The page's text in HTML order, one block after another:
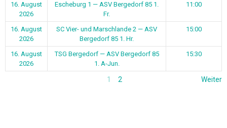
16. August
2026
Escheburg 1 — ASV Bergedorf 85 1.
Fr.
11:00
16. August
2026
SC Vier- und Marschlande 2 — ASV
Bergedorf 85 1. Hr.
15:00
16. August
2026
TSG Bergedorf — ASV Bergedorf 85
1. A-Jun.
15:30
1 2 Weiter